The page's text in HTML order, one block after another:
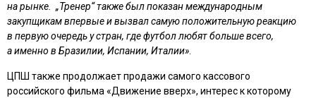
на рынке. „Тренер“ также был показан международным
закупщикам впервые и вызвал самую положительную реакцию
в первую очередь у стран, где футбол любят больше всего,
а именно в Бразилии, Испании, Италии».
ЦПШ также продолжает продажи самого кассового
российского фильма «Движение вверх», интерес к которому